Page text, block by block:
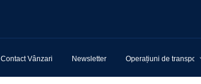
Contact Vânzari Newsletter Operațiuni de transport